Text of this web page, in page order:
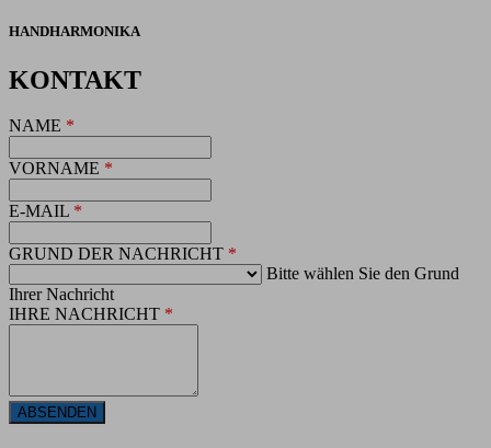
HANDHARMONIKA
KONTAKT
NAME *
VORNAME *
E-MAIL *
GRUND DER NACHRICHT *
Bitte wählen Sie den Grund
Ihrer Nachricht
IHRE NACHRICHT *